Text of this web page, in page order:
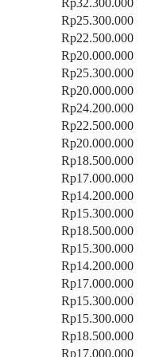
Rp25.300.000
Rp22.500.000
Rp20.000.000
Rp25.300.000
Rp20.000.000
Rp24.200.000
Rp22.500.000
Rp20.000.000
Rp18.500.000
Rp17.000.000
Rp14.200.000
Rp15.300.000
Rp18.500.000
Rp15.300.000
Rp14.200.000
Rp17.000.000
Rp15.300.000
Rp15.300.000
Rp18.500.000
Rp17.000.000